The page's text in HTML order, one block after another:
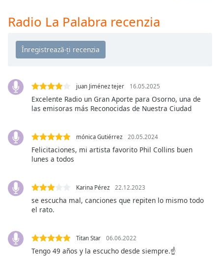
Rate
Chapters
Chapters
Descriptions
descriptions
Subtitles
subtitles
subtitles
settings
dialog
off
selected
Radio La Palabra recenzia
juan Jiménez tejer 16.05.2025
Excelente Radio un Gran Aporte para Osorno, una de
las emisoras más Reconocidas de Nuestra Ciudad
mónica Gutiérrez 20.05.2024
Felicitaciones, mi artista favorito Phil Collins buen
lunes a todos
Karina Pérez 22.12.2023
se escucha mal, canciones que repiten lo mismo todo
el rato.
Titan Star 06.06.2022
Tengo 49 años y la escucho desde siempre.☝️